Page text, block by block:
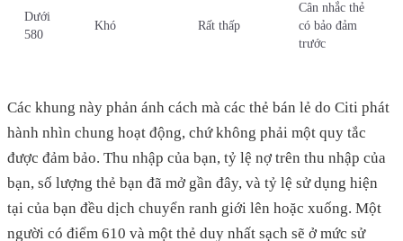
Dưới
580
Khó Rất thấp
Cân nhắc thẻ
có bảo đảm
trước
Các khung này phản ánh cách mà các thẻ bán lẻ do Citi phát
hành nhìn chung hoạt động, chứ không phải một quy tắc
được đảm bảo. Thu nhập của bạn, tỷ lệ nợ trên thu nhập của
bạn, số lượng thẻ bạn đã mở gần đây, và tỷ lệ sử dụng hiện
tại của bạn đều dịch chuyển ranh giới lên hoặc xuống. Một
người có điểm 610 và một thẻ duy nhất sạch sẽ ở mức sử